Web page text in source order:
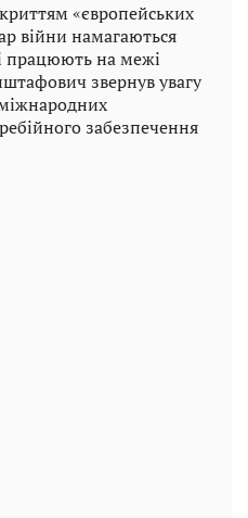
«європейських
війни намагаються
працюють на межі
звернув увагу
забезпечення